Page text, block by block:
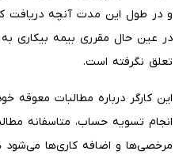
و در طول این مدت آنچه دریافت
در عین حال مقرری بیمه بیکاری به
تعلق نگرفته است.
این کارگر درباره مطالبات معوقه
انجام تسویه حساب، متاسفانه
مرخصی‌ها و اضافه کاری‌ها می‌شود